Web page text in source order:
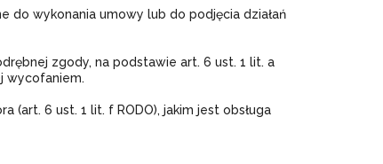
do wykonania umowy lub do podjęcia działań
zgody, na podstawie art. 6 ust. 1 lit. a
wycofaniem.
6 ust. 1 lit. f RODO), jakim jest obsługa